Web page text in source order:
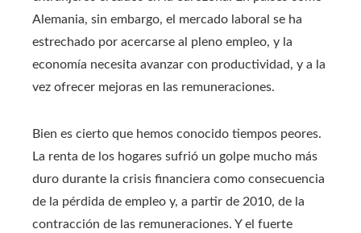
Alemania, sin embargo, el mercado laboral se ha
estrechado por acercarse al pleno empleo, y la
economía necesita avanzar con productividad, y a la
vez ofrecer mejoras en las remuneraciones.
Bien es cierto que hemos conocido tiempos peores.
La renta de los hogares sufrió un golpe mucho más
duro durante la crisis financiera como consecuencia
de la pérdida de empleo y, a partir de 2010, de la
contracción de las remuneraciones. Y el fuerte